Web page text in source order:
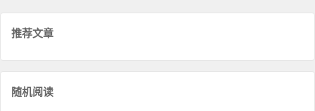
推荐文章
随机阅读